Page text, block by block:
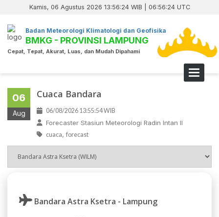
Kamis, 06 Agustus 2026 13:56:24 WIB | 06:56:24 UTC
Badan Meteorologi Klimatologi dan Geofisika
BMKG - PROVINSI LAMPUNG
Cepat, Tepat, Akurat, Luas, dan Mudah Dipahami
Toggle
06
Aug
Cuaca Bandara
06/08/2026 13:55:54 WIB
Forecaster Stasiun Meteorologi Radin Intan II
cuaca, forecast
Bandara Astra Ksetra - Lampung